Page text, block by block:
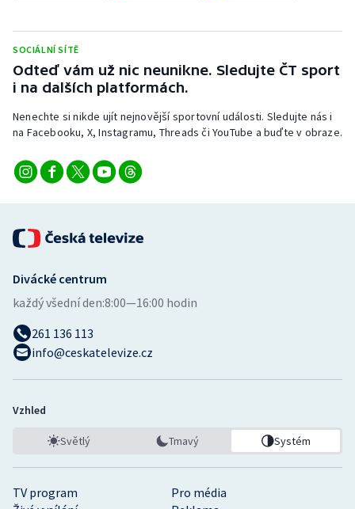
SOCIÁLNÍ SÍTĚ
Odteď vám už nic neunikne. Sledujte ČT sport
i na dalších platformách.
Nenechte si nikde ujít nejnovější sportovní události. Sledujte nás i
na Facebooku, X, Instagramu, Threads či YouTube a buďte v obraze.
TV program
Pro média
Divácké centrum
každý všední den:8:00—16:00 hodin
261 136 113
info@ceskatelevize.cz
Vzhled
Světlý Tmavý Systém